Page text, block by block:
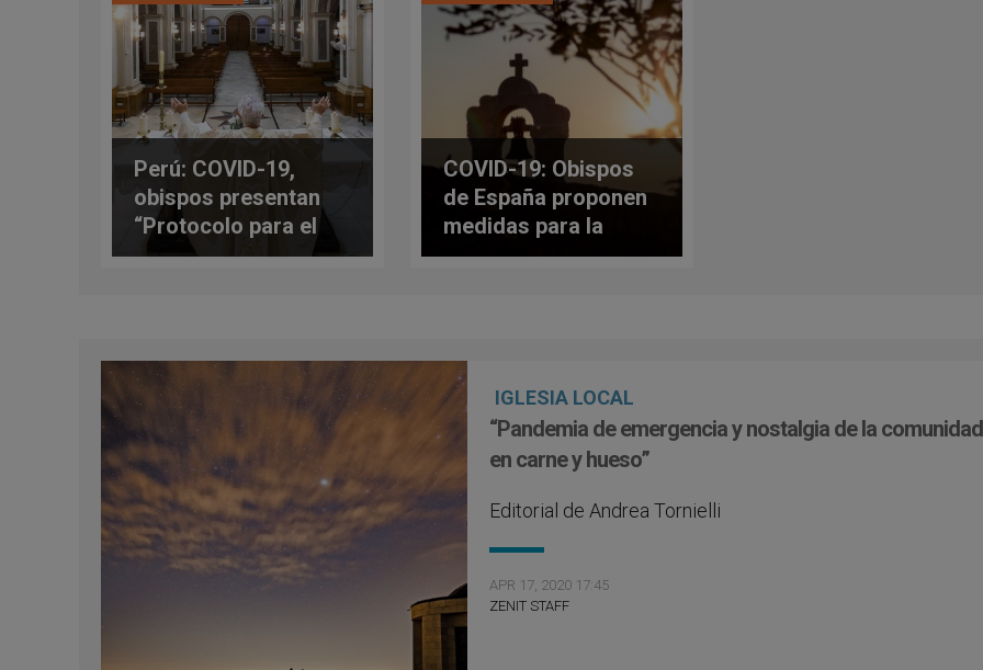
Perú: COVID-19,
obispos presentan
“Protocolo para el
culto religioso en
COVID-19: Obispos
de España proponen
medidas para la
reanudación del culto
IGLESIA LOCAL
“Pandemia de emergencia y nostalgia de la comunidad
en carne y hueso”
Editorial de Andrea Tornielli
APR 17, 2020 17:45
ZENIT STAFF